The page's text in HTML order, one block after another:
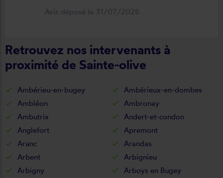
Avis déposé le 31/07/2026
Retrouvez nos intervenants à
proximité de Sainte-olive
Ambérieu-en-bugey
Ambérieux-en-dombes
Ambléon
Ambronay
Ambutrix
Andert-et-condon
Anglefort
Apremont
Aranc
Arandas
Arbent
Arbignieu
Arbigny
Arboys en Bugey